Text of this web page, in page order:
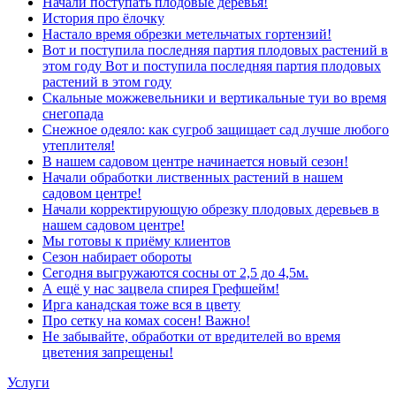
История про ёлочку
Настало время обрезки метельчатых гортензий!
Вот и поступила последняя партия плодовых растений в
этом году Вот и поступила последняя партия плодовых
растений в этом году
Скальные можжевельники и вертикальные туи во время
снегопада
Снежное одеяло: как сугроб защищает сад лучше любого
утеплителя!
В нашем садовом центре начинается новый сезон!
Начали обработки лиственных растений в нашем
садовом центре!
Начали корректирующую обрезку плодовых деревьев в
нашем садовом центре!
Мы готовы к приёму клиентов
Сезон набирает обороты
Сегодня выгружаются сосны от 2,5 до 4,5м.
А ещё у нас зацвела спирея Грефшейм!
Ирга канадская тоже вся в цвету
Про сетку на комах сосен! Важно!
Не забывайте, обработки от вредителей во время
цветения запрещены!
Услуги